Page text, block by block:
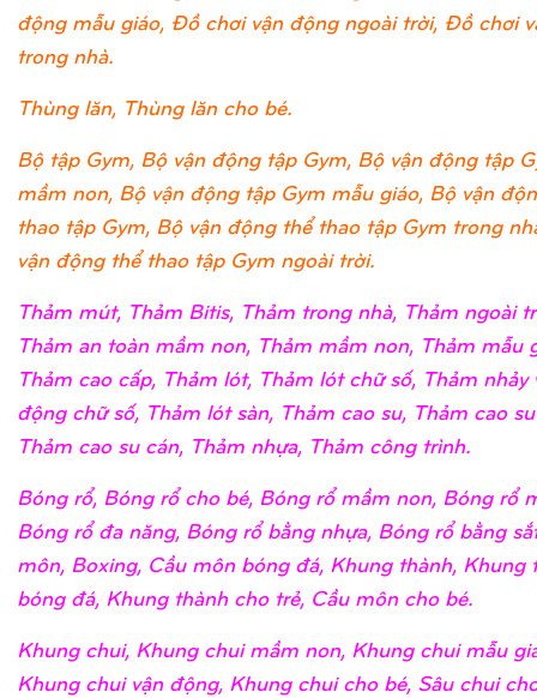
động mẫu giáo, Đồ chơi vận động ngoài trời, Đồ chơi
trong nhà.
Thùng lăn, Thùng lăn cho bé.
Bộ tập Gym, Bộ vận động tập Gym, Bộ vận động tập
mầm non, Bộ vận động tập Gym mẫu giáo, Bộ vận
thao tập Gym, Bộ vận động thể thao tập Gym trong
vận động thể thao tập Gym ngoài trời.
Thảm mút, Thảm Bitis, Thảm trong nhà, Thảm ngoài
Thảm an toàn mầm non, Thảm mầm non, Thảm mẫu
Thảm cao cấp, Thảm lót, Thảm lót chữ số, Thảm nhảy
động chữ số, Thảm lót sàn, Thảm cao su, Thảm cao
Thảm cao su cán, Thảm nhựa, Thảm công trình.
Bóng rổ, Bóng rổ cho bé, Bóng rổ mầm non, Bóng rổ
Bóng rổ đa năng, Bóng rổ bằng nhựa, Bóng rổ bằng
môn, Boxing, Cầu môn bóng đá, Khung thành, Khung
bóng đá, Khung thành cho trẻ, Cầu môn cho bé.
Khung chui, Khung chui mầm non, Khung chui mẫu
Khung chui vận động, Khung chui cho bé, Sâu chui